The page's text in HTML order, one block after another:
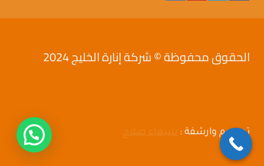
الحقوق محفوظة © شركة إنارة الخليج 2024
تصميم وارشفة : شيماء صلاح